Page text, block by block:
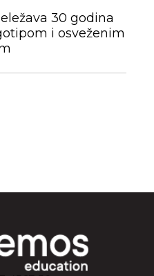
30 godina
i osveženim